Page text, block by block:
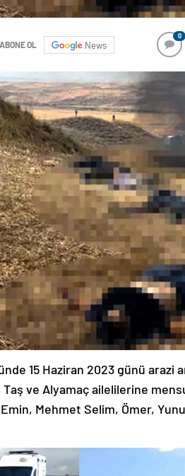
ABONE OL News
0
15 Haziran 2023 günü arazi
ve Alyamaç ailelilerine
Mehmet Selim, Ömer,